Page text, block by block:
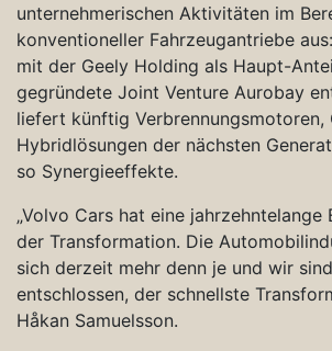
unternehmerischen Aktivitäten im
konventioneller Fahrzeugantriebe
mit der Geely Holding als Haupt-
gegründete Joint Venture Aurobay
liefert künftig Verbrennungsmotoren,
Hybridlösungen der nächsten
so Synergieeffekte.
„Volvo Cars hat eine
der Transformation. Die
sich derzeit mehr denn je und wir
entschlossen, der schnellste
Håkan Samuelsson.